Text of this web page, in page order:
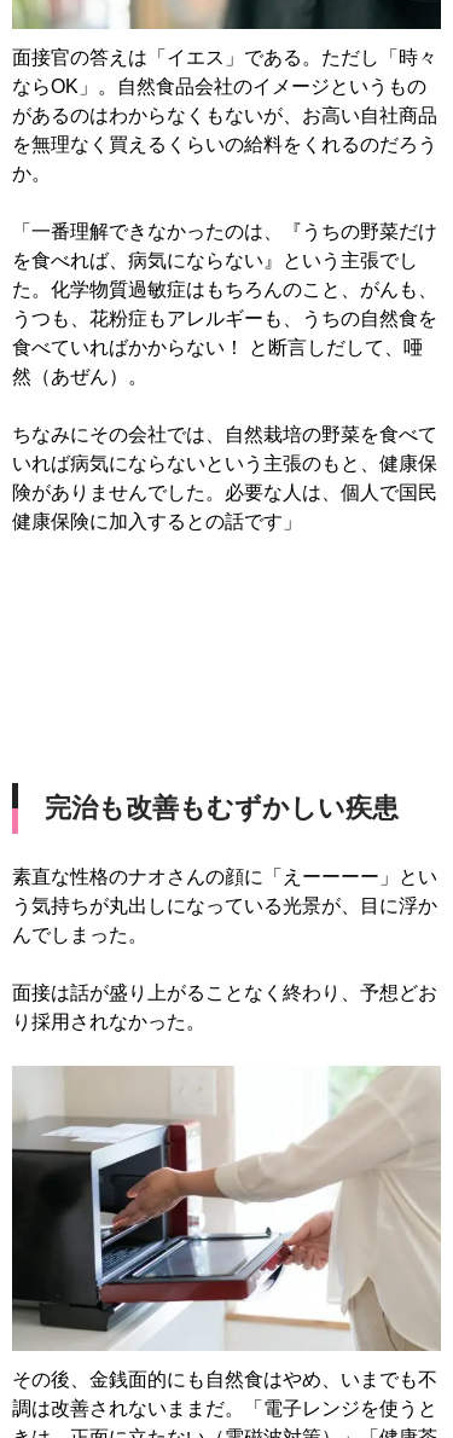
面接官の答えは「イエス」である。ただし「時々
ならOK」。自然食品会社のイメージというもの
があるのはわからなくもないが、お高い自社商品
を無理なく買えるくらいの給料をくれるのだろう
か。
「一番理解できなかったのは、『うちの野菜だけ
を食べれば、病気にならない』という主張でし
た。化学物質過敏症はもちろんのこと、がんも、
うつも、花粉症もアレルギーも、うちの自然食を
食べていればかからない！ と断言しだして、唖
然（あぜん）。
ちなみにその会社では、自然栽培の野菜を食べて
いれば病気にならないという主張のもと、健康保
険がありませんでした。必要な人は、個人で国民
健康保険に加入するとの話です」
完治も改善もむずかしい疾患
素直な性格のナオさんの顔に「えーーーー」とい
う気持ちが丸出しになっている光景が、目に浮か
んでしまった。
面接は話が盛り上がることなく終わり、予想どお
り採用されなかった。
その後、金銭面的にも自然食はやめ、いまでも不
調は改善されないままだ。「電子レンジを使うと